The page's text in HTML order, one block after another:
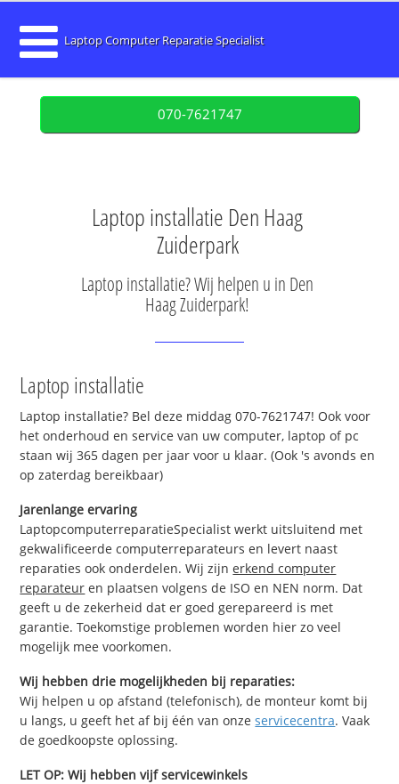
Laptop Computer Reparatie Specialist
070-7621747
Laptop installatie Den Haag
Zuiderpark
Laptop installatie? Wij helpen u in Den
Haag Zuiderpark!
Laptop installatie
Laptop installatie? Bel deze middag 070-7621747! Ook voor
het onderhoud en service van uw computer, laptop of pc
staan wij 365 dagen per jaar voor u klaar. (Ook 's avonds en
op zaterdag bereikbaar)
Jarenlange ervaring
LaptopcomputerreparatieSpecialist werkt uitsluitend met
gekwalificeerde computerreparateurs en levert naast
reparaties ook onderdelen. Wij zijnerkend computer
reparateur en plaatsen volgens de ISO en NEN norm. Dat
geeft u de zekerheid dat er goed gerepareerd is met
garantie. Toekomstige problemen worden hier zo veel
mogelijk mee voorkomen.
Wij hebben drie mogelijkheden bij reparaties:
Wij helpen u op afstand (telefonisch), de monteur komt bij
u langs, u geeft het af bij één van onzeservicecentra. Vaak
de goedkoopste oplossing.
LET OP: Wij hebben vijf servicewinkels